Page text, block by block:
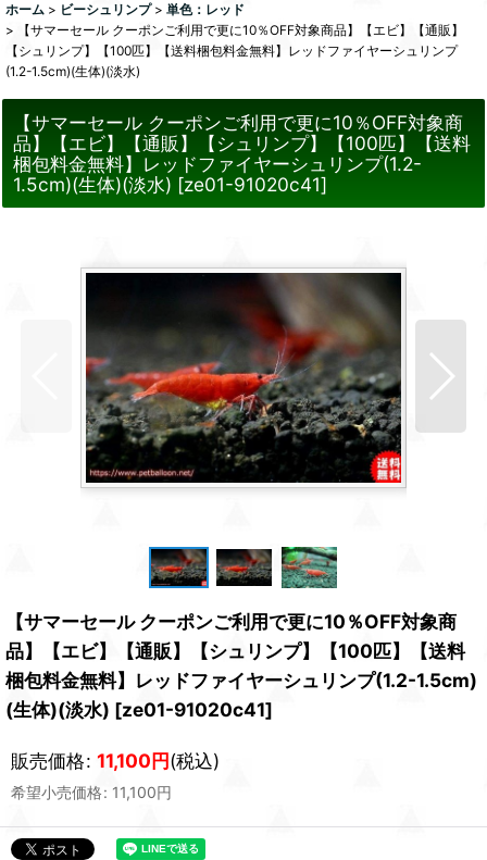
ホーム > ビーシュリンプ > 単色：レッド
>
【サマーセール クーポンご利用で更に10％OFF対象商品】【エビ】【通販】
【シュリンプ】【100匹】【送料梱包料金無料】レッドファイヤーシュリンプ
(1.2-1.5cm)(生体)(淡水)
【サマーセール クーポンご利用で更に10％OFF対象商
品】【エビ】【通販】【シュリンプ】【100匹】【送料
梱包料金無料】レッドファイヤーシュリンプ(1.2-
1.5cm)(生体)(淡水) [ze01-91020c41]
【サマーセール クーポンご利用で更に10％OFF対象商
品】【エビ】【通販】【シュリンプ】【100匹】【送料
梱包料金無料】レッドファイヤーシュリンプ(1.2-1.5cm)
(生体)(淡水) [ze01-91020c41]
販売価格: 11,100円(税込)
希望小売価格: 11,100円